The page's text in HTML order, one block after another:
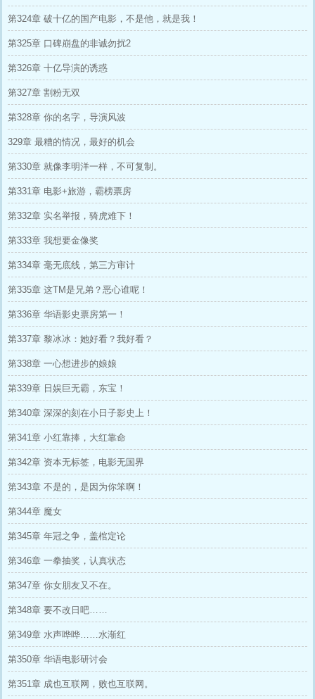
第324章 破十亿的国产电影，不是他，就是我！
第325章 口碑崩盘的非诚勿扰2
第326章 十亿导演的诱惑
第327章 割粉无双
第328章 你的名字，导演风波
329章 最糟的情况，最好的机会
第330章 就像李明洋一样，不可复制。
第331章 电影+旅游，霸榜票房
第332章 实名举报，骑虎难下！
第333章 我想要金像奖
第334章 毫无底线，第三方审计
第335章 这TM是兄弟？恶心谁呢！
第336章 华语影史票房第一！
第337章 黎冰冰：她好看？我好看？
第338章 一心想进步的娘娘
第339章 日娱巨无霸，东宝！
第340章 深深的刻在小日子影史上！
第341章 小红靠捧，大红靠命
第342章 资本无标签，电影无国界
第343章 不是的，是因为你笨啊！
第344章 魔女
第345章 年冠之争，盖棺定论
第346章 一拳抽奖，认真状态
第347章 你女朋友又不在。
第348章 要不改日吧……
第349章 水声哗哗……水渐红
第350章 华语电影研讨会
第351章 成也互联网，败也互联网。